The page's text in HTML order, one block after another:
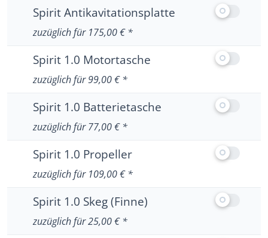
Keine weiteren Informationen zu Spirit
Spirit Antikavitationsplatte
zuzüglich für 175,00 € *
Keine weiteren Informationen zu Spirit 1.0
Spirit 1.0 Motortasche
zuzüglich für 99,00 € *
Keine weiteren Informationen zu Spirit 1.0
Spirit 1.0 Batterietasche
zuzüglich für 77,00 € *
Keine weiteren Informationen zu Spirit 1.0
Spirit 1.0 Propeller
zuzüglich für 109,00 € *
Keine weiteren Informationen zu Spirit 1.0
Spirit 1.0 Skeg (Finne)
zuzüglich für 25,00 € *